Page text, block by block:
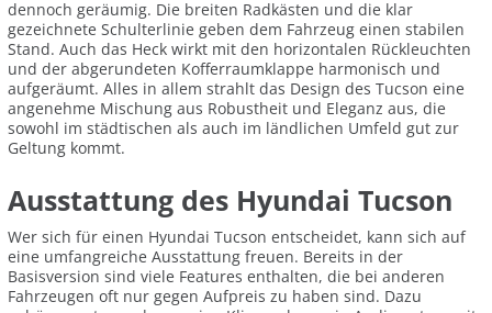
dennoch geräumig. Die breiten Radkästen und die klar
gezeichnete Schulterlinie geben dem Fahrzeug einen stabilen
Stand. Auch das Heck wirkt mit den horizontalen Rückleuchten
und der abgerundeten Kofferraumklappe harmonisch und
aufgeräumt. Alles in allem strahlt das Design des Tucson eine
angenehme Mischung aus Robustheit und Eleganz aus, die
sowohl im städtischen als auch im ländlichen Umfeld gut zur
Geltung kommt.
Ausstattung des Hyundai Tucson
Wer sich für einen Hyundai Tucson entscheidet, kann sich auf
eine umfangreiche Ausstattung freuen. Bereits in der
Basisversion sind viele Features enthalten, die bei anderen
Fahrzeugen oft nur gegen Aufpreis zu haben sind. Dazu